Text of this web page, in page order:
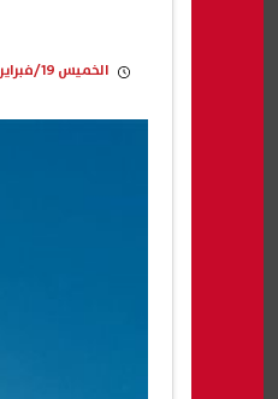
الخميس 19/فبراير/2026 - 04:18 م